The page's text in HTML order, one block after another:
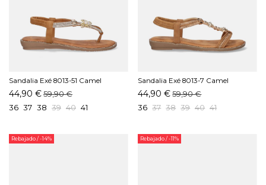
Sandalia Exé 8013-51 Camel
44,90 €59,90 €
36 37 38 39 40 41
Sandalia Exé 8013-7 Camel
44,90 € 59,90 €
36 37 38 39 40 41
Rebajado/ -14% Rebajado/ -11%